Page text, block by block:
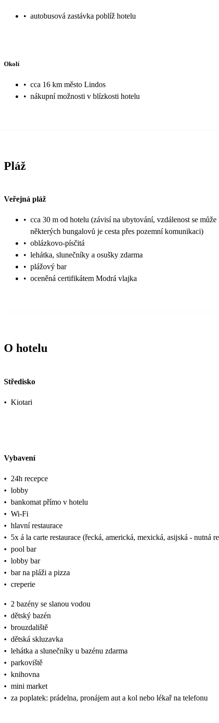
• autobusová zastávka poblíž hotelu
Okolí
• cca 16 km město Lindos
• nákupní možnosti v blízkosti hotelu
Pláž
Veřejná pláž
• cca 30 m od hotelu (závisí na ubytování, vzdálenost se
některých bungalovů je cesta přes pozemní komunikaci)
• oblázkovo-písčitá
• lehátka, slunečníky a osušky zdarma
• plážový bar
• oceněná certifikátem Modrá vlajka
O hotelu
Středisko
• Kiotari
Vybavení
• 24h recepce
• lobby
• bankomat přímo v hotelu
• Wi-Fi
• hlavní restaurace
• 5x á la carte restaurace (řecká, americká, mexická, asijská - nutná
• pool bar
• lobby bar
• bar na pláži a pizza
• creperie
• 2 bazény se slanou vodou
• dětský bazén
• brouzdaliště
• dětská skluzavka
• lehátka a slunečníky u bazénu zdarma
• parkoviště
• knihovna
• mini market
• za poplatek: prádelna, pronájem aut a kol nebo lékař na telefonu